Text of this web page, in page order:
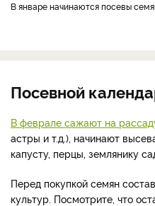
В январе начинаются посевы
Посевной
В феврале сажают на
астры и т.д.), начинают
капусту, перцы, землянику
Перед покупкой семян
культур. Посмотрите, что